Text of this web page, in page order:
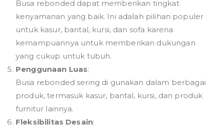
Busa rebonded dapat memberikan tingkat
kenyamanan yang baik. Ini adalah pilihan populer
untuk kasur, bantal, kursi, dan sofa karena
kemampuannya untuk memberikan dukungan
yang cukup untuk tubuh.
Penggunaan Luas:
Busa rebonded sering di gunakan dalam berbagai
produk, termasuk kasur, bantal, kursi, dan produk
furnitur lainnya.
Fleksibilitas Desain: